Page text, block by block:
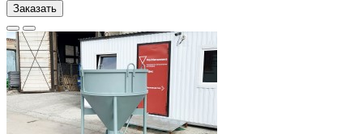
Заказать